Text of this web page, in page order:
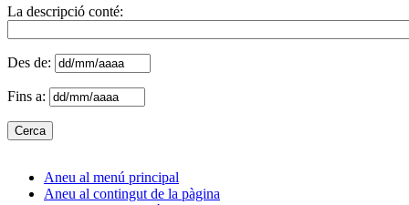
La descripció conté:
Des de:
Fins a:
Aneu al menú principal
Aneu al contingut de la pàgina